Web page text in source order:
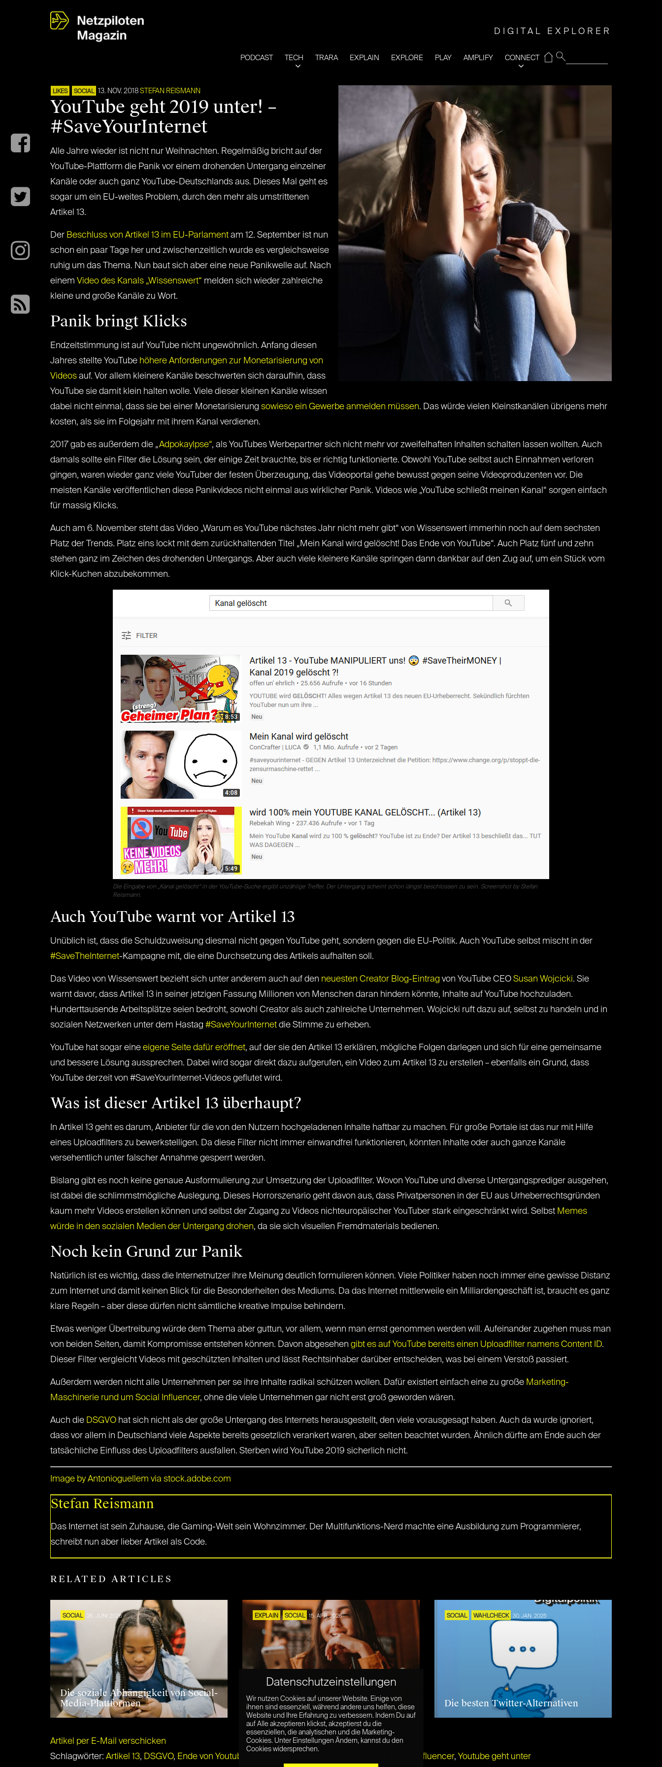
DIGITAL EXPLORER
PODCAST TECH TRARA EXPLAIN EXPLORE PLAY AMPLIFY CONNECT
⌂
LIKES SOCIAL 13. NOV. 2018 STEFAN REISMANN
YouTube geht 2019 unter! –
#SaveYourInternet
Alle Jahre wieder ist nicht nur Weihnachten. Regelmäßig bricht auf der
YouTube-Plattform die Panik vor einem drohenden Untergang einzelner
Kanäle oder auch ganz YouTube-Deutschlands aus. Dieses Mal geht es
sogar um ein EU-weites Problem, durch den mehr als umstrittenen
Artikel 13.
Der Beschluss von Artikel 13 im EU-Parlament am 12. September ist nun
schon ein paar Tage her und zwischenzeitlich wurde es vergleichsweise
ruhig um das Thema. Nun baut sich aber eine neue Panikwelle auf. Nach
einem Video des Kanals „Wissenswert“ melden sich wieder zahlreiche
kleine und große Kanäle zu Wort.
Panik bringt Klicks
Endzeitstimmung ist auf YouTube nicht ungewöhnlich. Anfang diesen
Jahres stellte YouTube höhere Anforderungen zur Monetarisierung von
Videos auf. Vor allem kleinere Kanäle beschwerten sich daraufhin, dass
YouTube sie damit klein halten wolle. Viele dieser kleinen Kanäle wissen
dabei nicht einmal, dass sie bei einer Monetarisierung sowieso ein Gewerbe anmelden müssen. Das würde vielen Kleinstkanälen übrigens mehr
kosten, als sie im Folgejahr mit ihrem Kanal verdienen.
2017 gab es außerdem die „Adpokaylpse“, als YouTubes Werbepartner sich nicht mehr vor zweifelhaften Inhalten schalten lassen wollten. Auch
damals sollte ein Filter die Lösung sein, der einige Zeit brauchte, bis er richtig funktionierte. Obwohl YouTube selbst auch Einnahmen verloren
gingen, waren wieder ganz viele YouTuber der festen Überzeugung, das Videoportal gehe bewusst gegen seine Videoproduzenten vor. Die
meisten Kanäle veröffentlichen diese Panikvideos nicht einmal aus wirklicher Panik. Videos wie „YouTube schließt meinen Kanal“ sorgen einfach
für massig Klicks.
Auch am 6. November steht das Video „Warum es YouTube nächstes Jahr nicht mehr gibt“ von Wissenswert immerhin noch auf dem sechsten
Platz der Trends. Platz eins lockt mit dem zurückhaltenden Titel „Mein Kanal wird gelöscht! Das Ende von YouTube“. Auch Platz fünf und zehn
stehen ganz im Zeichen des drohenden Untergangs. Aber auch viele kleinere Kanäle springen dann dankbar auf den Zug auf, um ein Stück vom
Klick-Kuchen abzubekommen.
Die Eingabe von „Kanal gelöscht“ in der YouTube-Suche ergibt unzählige Treffer. Der Untergang scheint schon längst beschlossen zu sein. Screenshot by Stefan
Reismann.
Auch YouTube warnt vor Artikel 13
Unüblich ist, dass die Schuldzuweisung diesmal nicht gegen YouTube geht, sondern gegen die EU-Politik. Auch YouTube selbst mischt in der
#SaveTheInternet-Kampagne mit, die eine Durchsetzung des Artikels aufhalten soll.
Das Video von Wissenswert bezieht sich unter anderem auch auf den neuesten Creator Blog-Eintrag von YouTube CEO Susan Wojcicki. Sie
warnt davor, dass Artikel 13 in seiner jetzigen Fassung Millionen von Menschen daran hindern könnte, Inhalte auf YouTube hochzuladen.
Hunderttausende Arbeitsplätze seien bedroht, sowohl Creator als auch zahlreiche Unternehmen. Wojcicki ruft dazu auf, selbst zu handeln und in
sozialen Netzwerken unter dem Hastag #SaveYourInternet die Stimme zu erheben.
YouTube hat sogar eine eigene Seite dafür eröffnet, auf der sie den Artikel 13 erklären, mögliche Folgen darlegen und sich für eine gemeinsame
und bessere Lösung aussprechen. Dabei wird sogar direkt dazu aufgerufen, ein Video zum Artikel 13 zu erstellen – ebenfalls ein Grund, dass
YouTube derzeit von #SaveYourInternet-Videos geflutet wird.
Was ist dieser Artikel 13 überhaupt?
In Artikel 13 geht es darum, Anbieter für die von den Nutzern hochgeladenen Inhalte haftbar zu machen. Für große Portale ist das nur mit Hilfe
eines Uploadfilters zu bewerkstelligen. Da diese Filter nicht immer einwandfrei funktionieren, könnten Inhalte oder auch ganze Kanäle
versehentlich unter falscher Annahme gesperrt werden.
Bislang gibt es noch keine genaue Ausformulierung zur Umsetzung der Uploadfilter. Wovon YouTube und diverse Untergangsprediger ausgehen,
ist dabei die schlimmstmögliche Auslegung. Dieses Horrorszenario geht davon aus, dass Privatpersonen in der EU aus Urheberrechtsgründen
kaum mehr Videos erstellen können und selbst der Zugang zu Videos nichteuropäischer YouTuber stark eingeschränkt wird. Selbst Memes
würde in den sozialen Medien der Untergang drohen, da sie sich visuellen Fremdmaterials bedienen.
Noch kein Grund zur Panik
Natürlich ist es wichtig, dass die Internetnutzer ihre Meinung deutlich formulieren können. Viele Politiker haben noch immer eine gewisse Distanz
zum Internet und damit keinen Blick für die Besonderheiten des Mediums. Da das Internet mittlerweile ein Milliardengeschäft ist, braucht es ganz
klare Regeln – aber diese dürfen nicht sämtliche kreative Impulse behindern.
Etwas weniger Übertreibung würde dem Thema aber guttun, vor allem, wenn man ernst genommen werden will. Aufeinander zugehen muss man
von beiden Seiten, damit Kompromisse entstehen können. Davon abgesehen gibt es auf YouTube bereits einen Uploadfilter namens Content ID.
Dieser Filter vergleicht Videos mit geschützten Inhalten und lässt Rechtsinhaber darüber entscheiden, was bei einem Verstoß passiert.
Außerdem werden nicht alle Unternehmen per se ihre Inhalte radikal schützen wollen. Dafür existiert einfach eine zu große Marketing-
Maschinerie rund um Social Influencer, ohne die viele Unternehmen gar nicht erst groß geworden wären.
Auch die DSGVO hat sich nicht als der große Untergang des Internets herausgestellt, den viele vorausgesagt haben. Auch da wurde ignoriert,
dass vor allem in Deutschland viele Aspekte bereits gesetzlich verankert waren, aber selten beachtet wurden. Ähnlich dürfte am Ende auch der
tatsächliche Einfluss des Uploadfilters ausfallen. Sterben wird YouTube 2019 sicherlich nicht.
Image by Antonioguellem via stock.adobe.com
Stefan Reismann
Das Internet ist sein Zuhause, die Gaming-Welt sein Wohnzimmer. Der Multifunktions-Nerd machte eine Ausbildung zum Programmierer,
schreibt nun aber lieber Artikel als Code.
RELATED ARTICLES
SOCIAL 26. JUNI 2026
Die soziale Abhängigkeit von Social-
Media-Plattformen
EXPLAIN SOCIAL 15. APR. 2026
Vertical Dramas – Kino im
Hochkantformat
SOCIAL WAHLCHECK 30. JAN. 2025
Die besten Twitter-Alternativen
Artikel per E-Mail verschicken
Schlagwörter: Artikel 13, DSGVO, Ende von Youtube Social Influencer, Youtube geht unter
Datenschutzeinstellungen
Wir nutzen Cookies auf unserer Website. Einige von
ihnen sind essenziell, während andere uns helfen, diese
Website und Ihre Erfahrung zu verbessern. Indem Du auf
auf Alle akzeptieren klickst, akzeptierst du die
essenziellen, die analytischen und die Marketing-
Cookies. Unter Einstellungen Ändern, kannst du den
Cookies widersprechen.